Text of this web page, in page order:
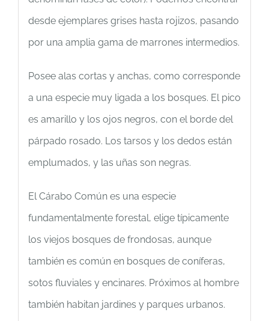
desde ejemplares grises hasta rojizos, pasando
por una amplia gama de marrones intermedios.
Posee alas cortas y anchas, como corresponde
a una especie muy ligada a los bosques. El pico
es amarillo y los ojos negros, con el borde del
párpado rosado. Los tarsos y los dedos están
emplumados, y las uñas son negras.
El Cárabo Común es una especie
fundamentalmente forestal, elige típicamente
los viejos bosques de frondosas, aunque
también es común en bosques de coníferas,
sotos fluviales y encinares. Próximos al hombre
también habitan jardines y parques urbanos.